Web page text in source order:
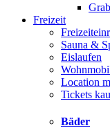
Freizeit
Sauna &
Eislaufen
Location
Tickets
Bäder